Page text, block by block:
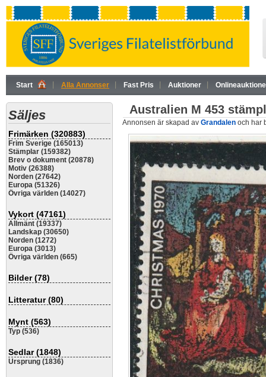
Start Alla Annonser Fast Pris Auktioner
Säljes
Frimärken (320883)
Frim Sverige (165013)
Stämplar (159382)
Brev o dokument (20878)
Motiv (26388)
Norden (27642)
Europa (51326)
Övriga världen (14027)
Vykort (47161)
Allmänt (19337)
Landskap (30650)
Norden (1272)
Europa (3013)
Övriga världen (665)
Bilder (78)
Litteratur (80)
Mynt (563)
Typ (536)
Sedlar (1848)
Ursprung (1836)
Australien M 453
Annonsen är skapad av Grandalen och har